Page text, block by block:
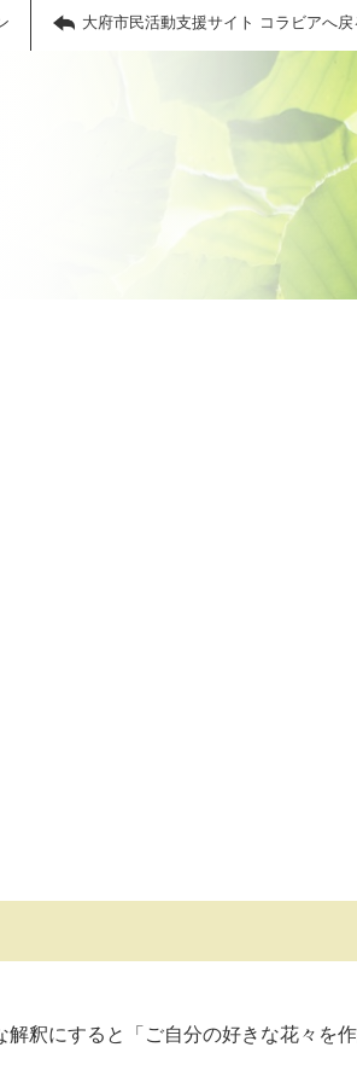
大府市民活動支援サイト コラビアへ戻
釈にすると「ご自分の好きな花々を